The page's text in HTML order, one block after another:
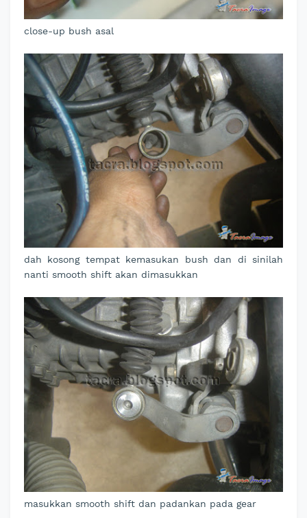
close-up bush asal
dah kosong tempat kemasukan bush dan di sinilah
nanti smooth shift akan dimasukkan
masukkan smooth shift dan padankan pada gear